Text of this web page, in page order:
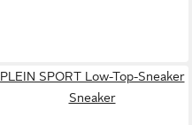
PLEIN SPORT Low-Top-Sneaker
Sneaker